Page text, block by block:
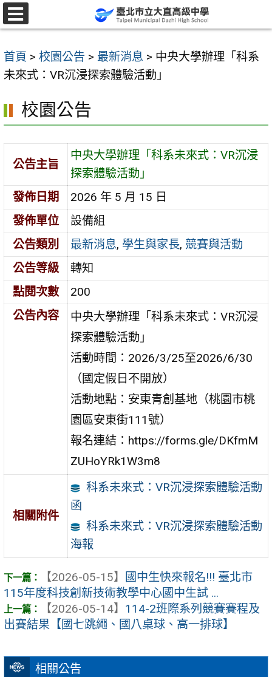
跳
至
要
內
區
首頁 > 校園公告 > 最新消息 > 中央大學辦理「科系
未來式：VR沉浸探索體驗活動」
相關公告
校園公告
公告主旨
中央大學辦理「科系未來式：VR沉浸
探索體驗活動」
發佈日期
2026 年 5 月 15 日
發佈單位
設備組
公告類別
最新消息, 學生與家長, 競賽與活動
公告等級
轉知
點閱次數
200
公告內容
中央大學辦理「科系未來式：VR沉浸
探索體驗活動」
活動時間：2026/3/25至2026/6/30
（國定假日不開放）
活動地點：安東青創基地（桃園市桃
園區安東街111號）
報名連結：https://forms.gle/DKfmM
ZUHoYRk1W3m8
相關附件
科系未來式：VR沉浸探索體驗活動
函
科系未來式：VR沉浸探索體驗活動
海報
【2026-05-15】
國中生快來報名!!! 臺北市
115年度科技創新技術教學中心國中生試 ...
【2026-05-14】 114-2班際系列競賽賽程及
出賽結果【國七跳繩、國八桌球、高一排球】
選
單